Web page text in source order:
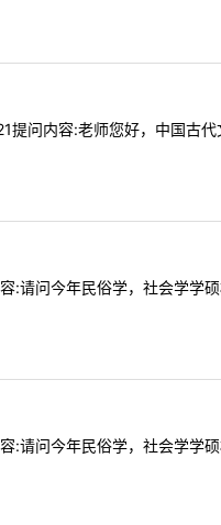
问内容:老师您好，中国古
问今年民俗学，社会学学
问今年民俗学，社会学学